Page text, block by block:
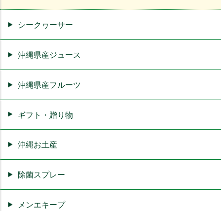
シークヮーサー
沖縄県産ジュース
沖縄県産フルーツ
ギフト・贈り物
沖縄お土産
除菌スプレー
メンエキープ